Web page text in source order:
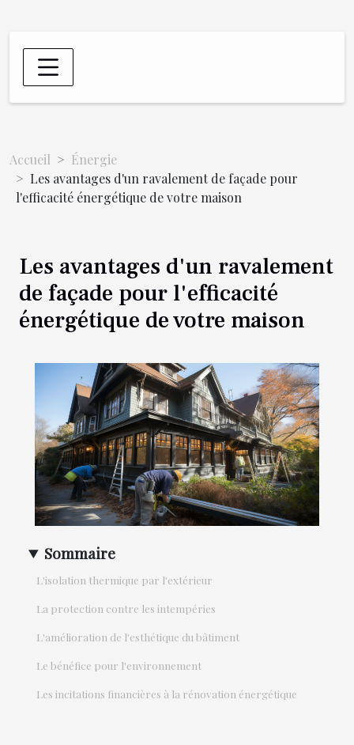
Accueil
Énergie
Les avantages d'un ravalement de façade pour
l'efficacité énergétique de votre maison
Les avantages d'un ravalement
de façade pour l'efficacité
énergétique de votre maison
Sommaire
L'isolation thermique par l'extérieur
La protection contre les intempéries
L'amélioration de l'esthétique du bâtiment
Le bénéfice pour l'environnement
Les incitations financières à la rénovation énergétique